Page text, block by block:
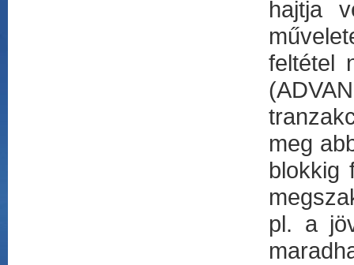
hajtja
feltétel
meg
blokkig
pl. a